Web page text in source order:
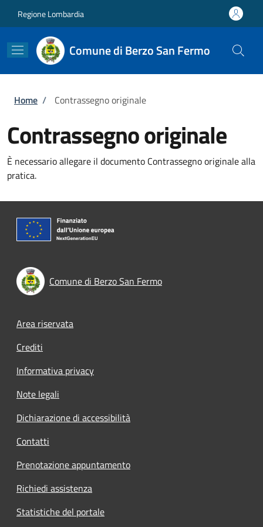
Regione Lombardia
Comune di Berzo San Fermo
Briciole di pane
Home / Contrassegno originale
Contrassegno originale
È necessario allegare il documento Contrassegno originale alla
pratica.
Comune di Berzo San Fermo
Footer menu
Area riservata
Crediti
Informativa privacy
Note legali
Dichiarazione di accessibilità
Contatti
Prenotazione appuntamento
Richiedi assistenza
Statistiche del portale